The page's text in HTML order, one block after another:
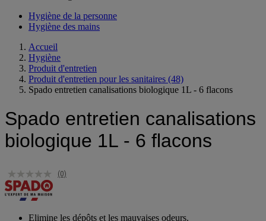
Hygiène de la personne
Accueil
Hygiène
Produit d'entretien
Produit d'entretien pour les sanitaires (48)
Spado entretien canalisations
biologique 1L - 6 flacons